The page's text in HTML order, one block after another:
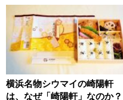
横浜名物シウマイの崎陽軒
は、なぜ「崎陽軒」なのか？